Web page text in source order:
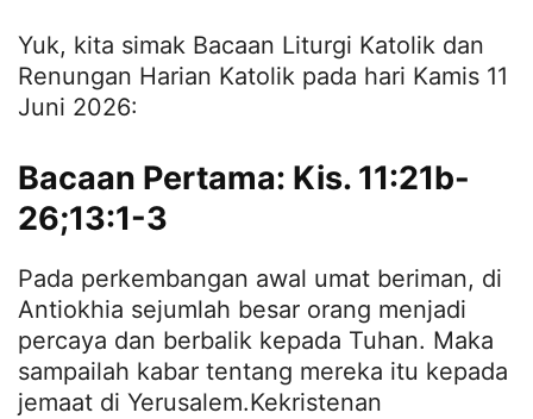
Yuk, kita simak Bacaan Liturgi Katolik dan
Renungan Harian Katolik pada hari Kamis 11
Juni 2026:
Bacaan Pertama: Kis. 11:21b-
26;13:1-3
Pada perkembangan awal umat beriman, di
Antiokhia sejumlah besar orang menjadi
percaya dan berbalik kepada Tuhan. Maka
sampailah kabar tentang mereka itu kepada
jemaat di Yerusalem.Kekristenan